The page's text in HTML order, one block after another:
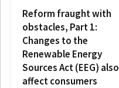
Reform fraught with
obstacles, Part 1:
Changes to the
Renewable Energy
Sources Act (EEG) also
affect consumers